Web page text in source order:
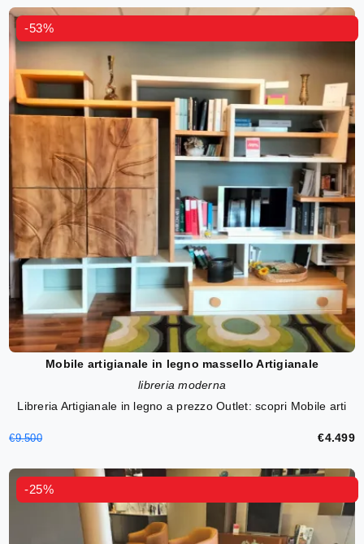
-53%
Mobile artigianale in legno massello Artigianale
libreria moderna
Libreria Artigianale in legno a prezzo Outlet: scopri Mobile arti
€9.500 €4.499
-25%